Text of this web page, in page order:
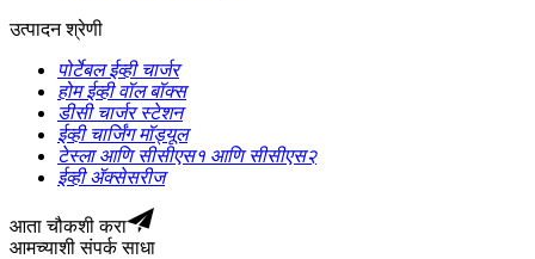
उत्पादन श्रेणी
पोर्टेबल ईव्ही चार्जर
होम ईव्ही वॉल बॉक्स
डीसी चार्जर स्टेशन
ईव्ही चार्जिंग मॉड्यूल
टेस्ला आणि सीसीएस१ आणि सीसीएस२
ईव्ही ॲक्सेसरीज
आता चौकशी करा
आमच्याशी संपर्क साधा